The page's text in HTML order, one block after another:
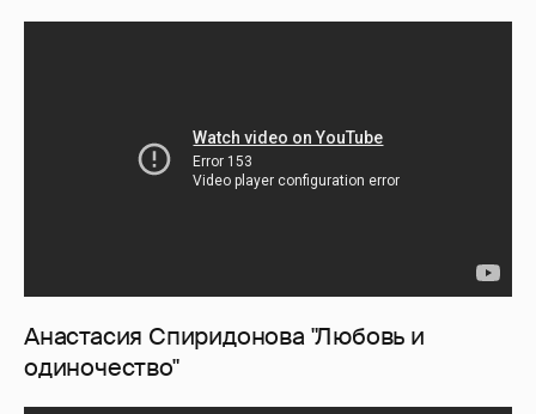
Анастасия Спиридонова "Любовь и
одиночество"